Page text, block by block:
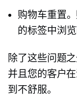
购物车重置
的标签中浏
除了这些问题
并且您的客户
到不舒服。